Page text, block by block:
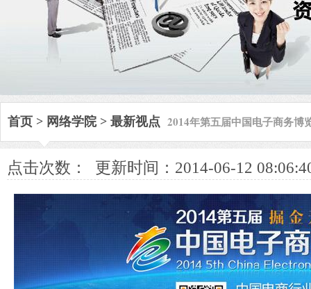
首页 > 网络学院> 最新视点 2014年第五届中国电子商务博
点击次数： 更新时间：2014-06-12